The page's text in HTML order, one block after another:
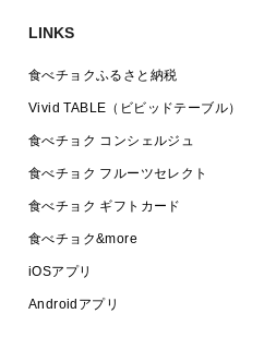
LINKS
食べチョクふるさと納税
Vivid TABLE（ビビッドテーブル）
食べチョク コンシェルジュ
食べチョク フルーツセレクト
食べチョク ギフトカード
食べチョク&more
iOSアプリ
Androidアプリ